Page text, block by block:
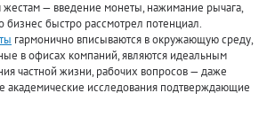
жестам — введение монеты, нажимание рычага,
бизнес быстро рассмотрел потенциал.
гармонично вписываются в окружающую среду,
в офисах компаний, являются идеальным
частной жизни, рабочих вопросов — даже
академические исследования подтверждающие